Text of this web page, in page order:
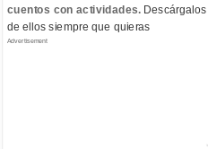
cuentos con actividades.Descárgalos
de ellos siempre que quieras
Advertisement